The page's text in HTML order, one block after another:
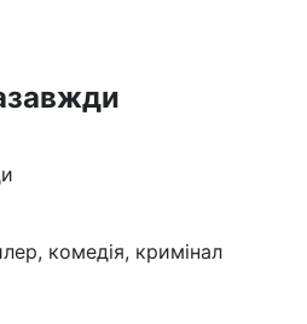
комедія, кримінал